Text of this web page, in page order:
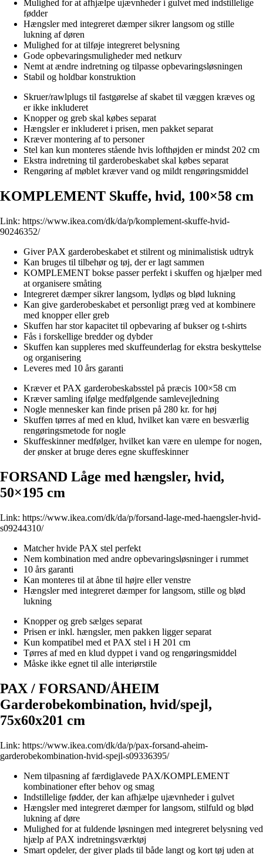
Mulighed for at afhjælpe ujævnheder i gulvet med indstillelige
fødder
Hængsler med integreret dæmper sikrer langsom og stille
lukning af døren
Mulighed for at tilføje integreret belysning
Gode opbevaringsmuligheder med netkurv
Nemt at ændre indretning og tilpasse opbevaringsløsningen
Stabil og holdbar konstruktion
Skruer/rawlplugs til fastgørelse af skabet til væggen kræves og
er ikke inkluderet
Knopper og greb skal købes separat
Hængsler er inkluderet i prisen, men pakket separat
Kræver montering af to personer
Stel kan kun monteres stående hvis lofthøjden er mindst 202 cm
Ekstra indretning til garderobeskabet skal købes separat
Rengøring af møblet kræver vand og mildt rengøringsmiddel
KOMPLEMENT Skuffe, hvid, 100×58 cm
Link: https://www.ikea.com/dk/da/p/komplement-skuffe-hvid-
90246352/
Giver PAX garderobeskabet et stilrent og minimalistisk udtryk
Kan bruges til tilbehør og tøj, der er lagt sammen
KOMPLEMENT bokse passer perfekt i skuffen og hjælper med
at organisere småting
Integreret dæmper sikrer langsom, lydløs og blød lukning
Kan give garderobeskabet et personligt præg ved at kombinere
med knopper eller greb
Skuffen har stor kapacitet til opbevaring af bukser og t-shirts
Fås i forskellige bredder og dybder
Skuffen kan suppleres med skuffeunderlag for ekstra beskyttelse
og organisering
Leveres med 10 års garanti
Kræver et PAX garderobeskabsstel på præcis 100×58 cm
Kræver samling ifølge medfølgende samlevejledning
Nogle mennesker kan finde prisen på 280 kr. for høj
Skuffen tørres af med en klud, hvilket kan være en besværlig
rengøringsmetode for nogle
Skuffeskinner medfølger, hvilket kan være en ulempe for nogen,
der ønsker at bruge deres egne skuffeskinner
FORSAND Låge med hængsler, hvid,
50×195 cm
Link: https://www.ikea.com/dk/da/p/forsand-lage-med-haengsler-hvid-
s09244310/
Matcher hvide PAX stel perfekt
Nem kombination med andre opbevaringsløsninger i rummet
10 års garanti
Kan monteres til at åbne til højre eller venstre
Hængsler med integreret dæmper for langsom, stille og blød
lukning
Knopper og greb sælges separat
Prisen er inkl. hængsler, men pakken ligger separat
Kun kompatibel med et PAX stel i H 201 cm
Tørres af med en klud dyppet i vand og rengøringsmiddel
Måske ikke egnet til alle interiørstile
PAX / FORSAND/ÅHEIM
Garderobekombination, hvid/spejl,
75x60x201 cm
Link: https://www.ikea.com/dk/da/p/pax-forsand-aheim-
garderobekombination-hvid-spejl-s09336395/
Nem tilpasning af færdiglavede PAX/KOMPLEMENT
kombinationer efter behov og smag
Indstillelige fødder, der kan afhjælpe ujævnheder i gulvet
Hængsler med integreret dæmper for langsom, stilfuld og blød
lukning af døre
Mulighed for at fuldende løsningen med integreret belysning ved
hjælp af PAX indretningsværktøj
Smart opdeler, der giver plads til både langt og kort tøj uden at